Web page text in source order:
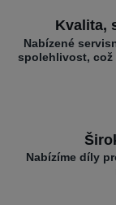
Kvalita,
Nabízené
spolehlivost,
Nabízíme díly